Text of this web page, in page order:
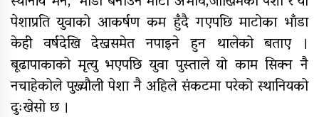
पेशाप्रति युवाको आकर्षण कम हुँदै गएपछि माटोका भाँडा
केही वर्षदेखि देख्नसमेत नपाइने हुन थालेको बताए ।
बूढापाकाको मृत्यु भएपछि युवा पुस्ताले यो काम सिक्न नै
नचाहेकोले पुख्र्यौली पेशा नै अहिले संकटमा परेको स्थानियको
दुःखेसो छ ।